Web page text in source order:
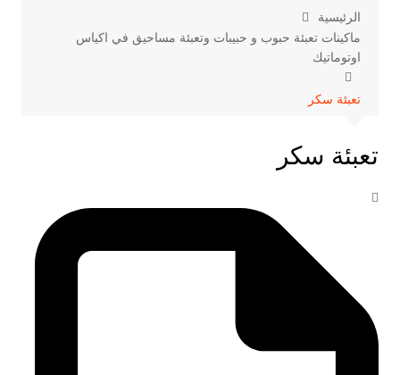
الرئيسية
ماكينات تعبئة حبوب و حبيبات وتعبئة مساحيق في اكياس
اوتوماتيك
تعبئة سكر
تعبئة سكر